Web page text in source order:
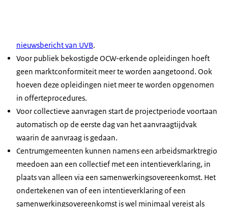
nieuwsbericht van UVB.
Voor publiek bekostigde OCW-erkende opleidingen hoeft
geen marktconformiteit meer te worden aangetoond. Ook
hoeven deze opleidingen niet meer te worden opgenomen
in offerteprocedures.
Voor collectieve aanvragen start de projectperiode voortaan
automatisch op de eerste dag van het aanvraagtijdvak
waarin de aanvraag is gedaan.
Centrumgemeenten kunnen namens een arbeidsmarktregio
meedoen aan een collectief met een intentieverklaring, in
plaats van alleen via een samenwerkingsovereenkomst. Het
ondertekenen van of een intentieverklaring of een
samenwerkingsovereenkomst is wel minimaal vereist als